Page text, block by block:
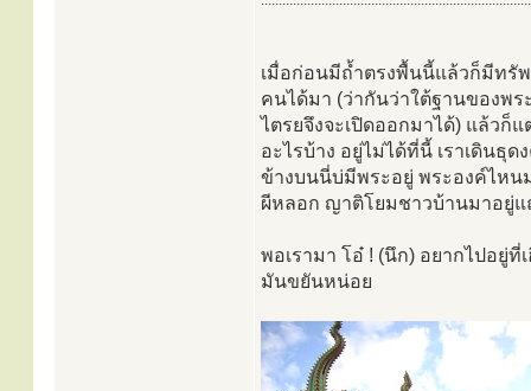
เมื่อก่อนมีถ้ำตรงพื้นนี้แล้วก็มีทรั
คนได้มา (ว่ากันว่าใต้ฐานของพ
ไตรยจึงจะเปิดออกมาได้) แล้วก็
อะไรบ้าง อยู่ไม่ได้ที่นี้ เราเดินธุ
ข้างบนนี่บ่มีพระอยู่ พระองค์ไหน
ผีหลอก ญาติโยมชาวบ้านมาอยู่
พอเรามา โอ๋ ! (นึก) อยากไปอยู่
มันขยันหน่อย